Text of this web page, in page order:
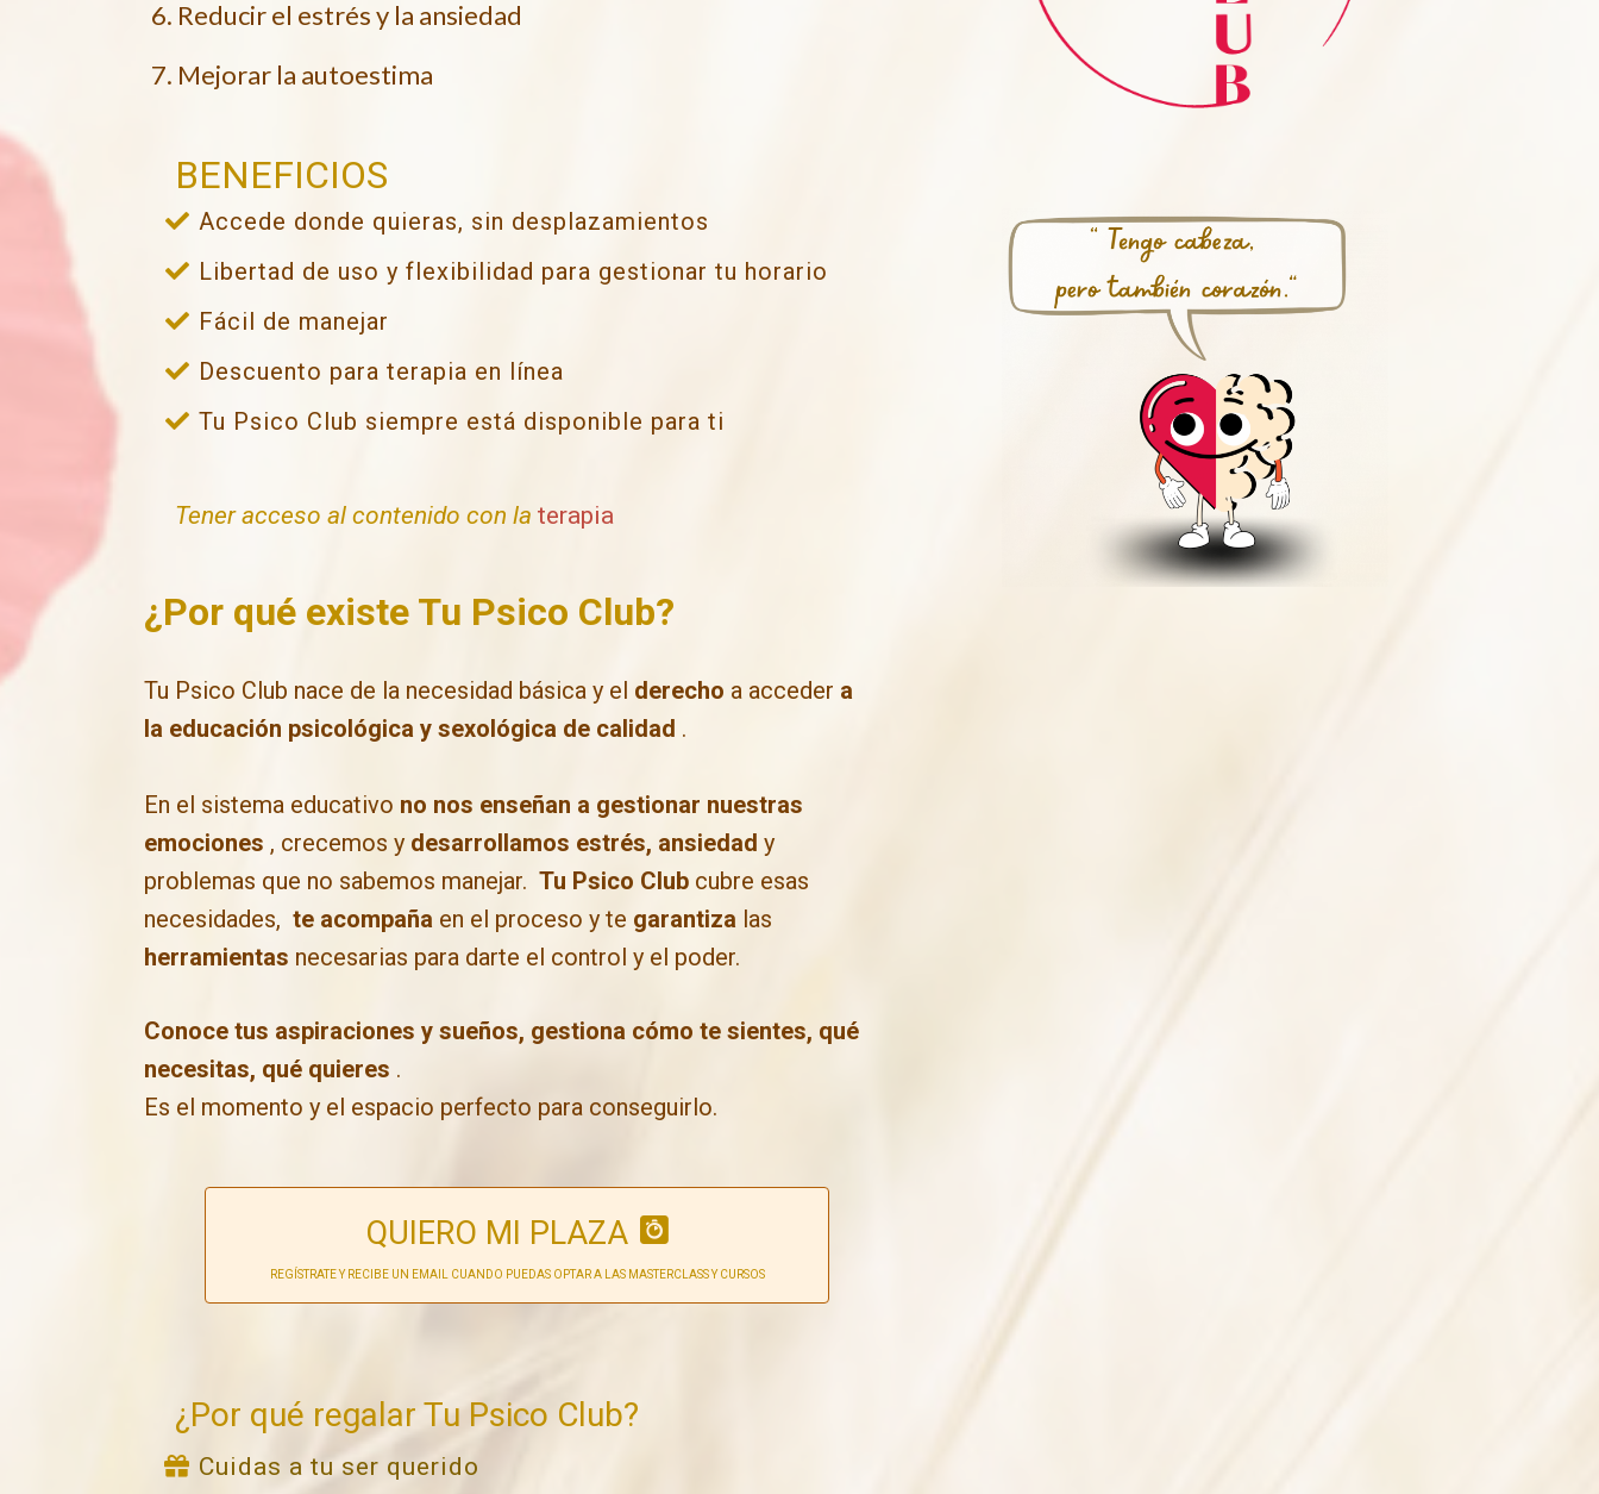
6. Reducir el estrés y la ansiedad
7. Mejorar la autoestima
BENEFICIOS
Accede donde quieras, sin desplazamientos
Libertad de uso y flexibilidad para gestionar tu horario
Fácil de manejar
Descuento para terapia en línea
Tu Psico Club siempre está disponible para ti
Tener acceso al contenido con la terapia
¿Por qué existe Tu Psico Club?
Tu Psico Club nace de la necesidad básica y el derecho a acceder a
la educación psicológica y sexológica de calidad .
En el sistema educativo no nos enseñan a gestionar nuestras
emociones , crecemos y desarrollamos estrés, ansiedad y
problemas que no sabemos manejar. Tu Psico Club cubre esas
necesidades, te acompaña en el proceso y te garantiza las
herramientas necesarias para darte el control y el poder.
Conoce tus aspiraciones y sueños, gestiona cómo te sientes, qué
necesitas, qué quieres .
Es el momento y el espacio perfecto para conseguirlo.
QUIERO MI PLAZA
REGÍSTRATE Y RECIBE UN EMAIL CUANDO PUEDAS OPTAR A LAS MASTERCLASS Y CURSOS
¿Por qué regalar Tu Psico Club?
Cuidas a tu ser querido